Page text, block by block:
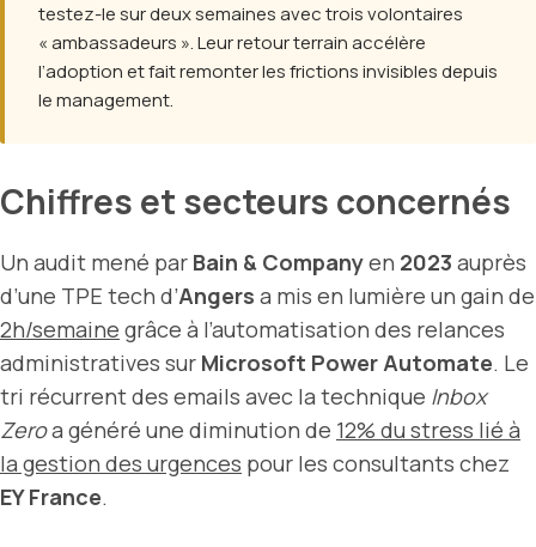
testez-le sur deux semaines avec trois volontaires
« ambassadeurs ». Leur retour terrain accélère
l’adoption et fait remonter les frictions invisibles depuis
le management.
Chiffres et secteurs concernés
Un audit mené par Bain & Companyen 2023 auprès
d’une TPE tech d’Angers a mis en lumière un gain de
2h/semaine grâce à l’automatisation des relances
administratives sur Microsoft Power Automate. Le
tri récurrent des emails avec la technique Inbox
Zeroa généré une diminution de 12% du stress lié à
la gestion des urgences pour les consultants chez
EY France.